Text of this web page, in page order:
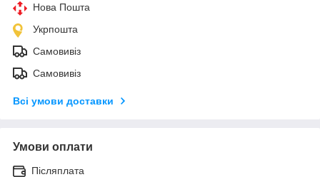
Нова Пошта
Укрпошта
Самовивіз
Самовивіз
Всі умови доставки
Умови оплати
Післяплата